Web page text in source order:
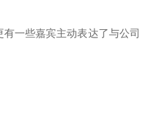
一些嘉宾主动表达了与公司